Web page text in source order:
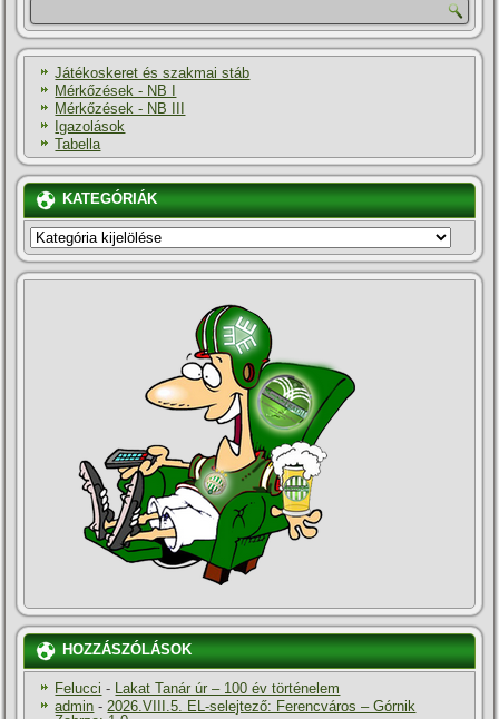
Játékoskeret és szakmai stáb
Mérkőzések - NB I
Mérkőzések - NB III
Igazolások
Tabella
KATEGÓRIÁK
KATEGÓRIÁK
HOZZÁSZÓLÁSOK
Felucci - Lakat Tanár úr – 100 év történelem
admin -2026.VIII.5. EL-selejtező: Ferencváros – Górnik